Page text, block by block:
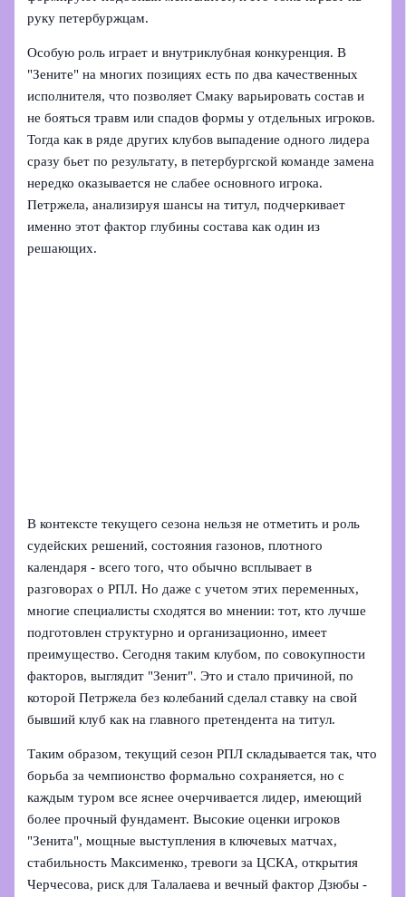
руку петербуржцам.
Особую роль играет и внутриклубная конкуренция. В
"Зените" на многих позициях есть по два качественных
исполнителя, что позволяет Смаку варьировать состав и
не бояться травм или спадов формы у отдельных игроков.
Тогда как в ряде других клубов выпадение одного лидера
сразу бьет по результату, в петербургской команде замена
нередко оказывается не слабее основного игрока.
Петржела, анализируя шансы на титул, подчеркивает
именно этот фактор глубины состава как один из
решающих.
В контексте текущего сезона нельзя не отметить и роль
судейских решений, состояния газонов, плотного
календаря - всего того, что обычно всплывает в
разговорах о РПЛ. Но даже с учетом этих переменных,
многие специалисты сходятся во мнении: тот, кто лучше
подготовлен структурно и организационно, имеет
преимущество. Сегодня таким клубом, по совокупности
факторов, выглядит "Зенит". Это и стало причиной, по
которой Петржела без колебаний сделал ставку на свой
бывший клуб как на главного претендента на титул.
Таким образом, текущий сезон РПЛ складывается так, что
борьба за чемпионство формально сохраняется, но с
каждым туром все яснее очерчивается лидер, имеющий
более прочный фундамент. Высокие оценки игроков
"Зенита", мощные выступления в ключевых матчах,
стабильность Максименко, тревоги за ЦСКА, открытия
Черчесова, риск для Талалаева и вечный фактор Дзюбы -